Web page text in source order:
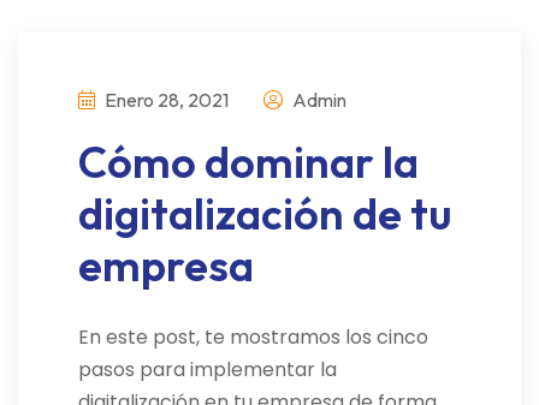
Enero 28, 2021 Admin
Cómo dominar la
digitalización de tu
empresa
En este post, te mostramos los cinco
pasos para implementar la